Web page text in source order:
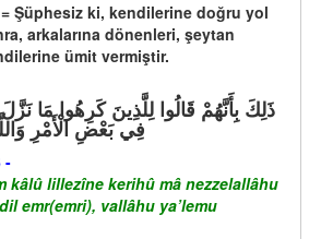
Şüphesiz ki, kendilerine doğru yol
arkalarına dönenleri, şeytan
ümit vermiştir.
فِي بَعْضِ الْأَمْرِ
-
kâlû lillezîne kerihû mâ nezzelallâhu
emr(emri), vallâhu ya’lemu